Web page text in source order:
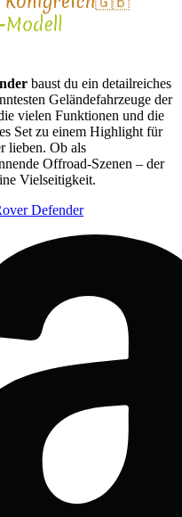
baust du ein detailreiches
Geländefahrzeuge der
vielen Funktionen und die
Set zu einem Highlight für
lieben. Ob als
Offroad-Szenen – der
Vielseitigkeit.
Defender